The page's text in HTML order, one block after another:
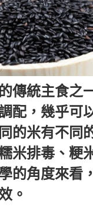
傳統主食之
配，幾乎可
的米有不同
米排毒、粳
的角度來看
。